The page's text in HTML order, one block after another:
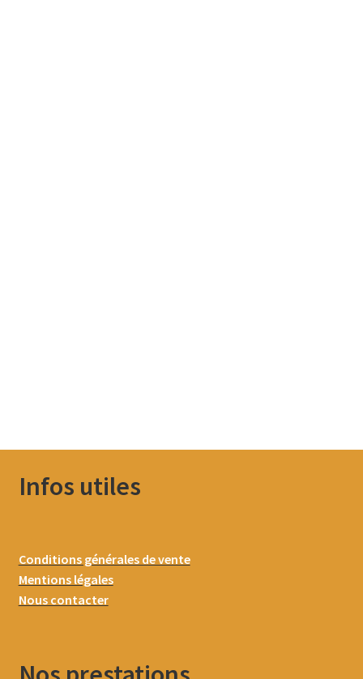
Infos utiles
Conditions générales de vente
Mentions légales
Nous contacter